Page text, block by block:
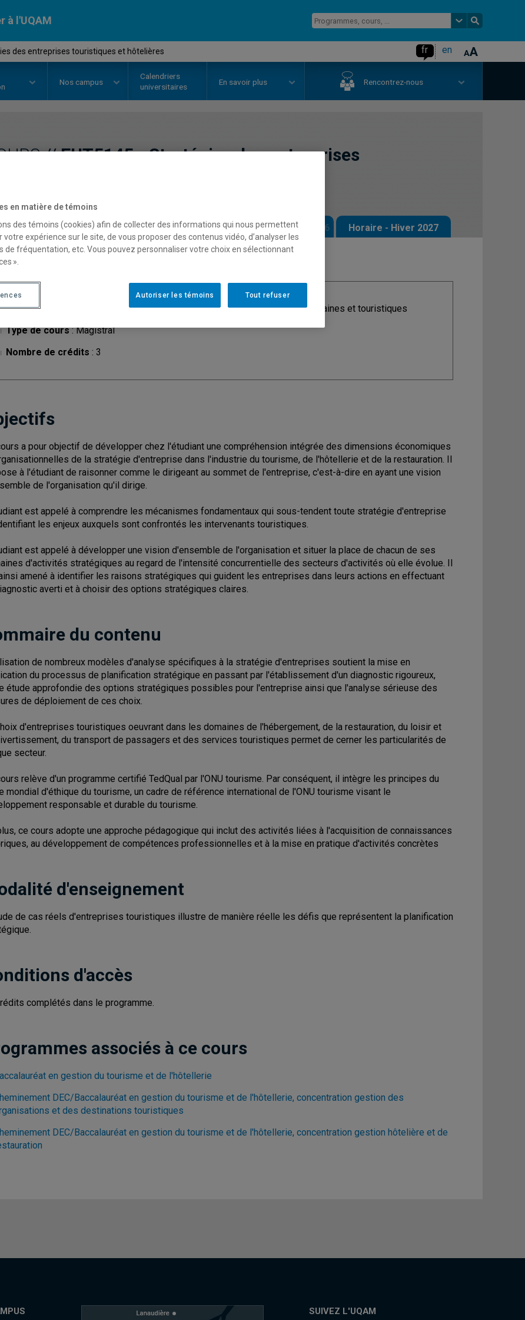
à l'UQAM
des entreprises touristiques et hôtelières fr en
Nos campus
Calendriers
universitaires
En savoir plus Rencontrez-nous
// EUT5145-Stratégies des entreprises
Description Horaire - Été 2026 Horaire - Automne 2026 Horaire - Hiver 2027
Cycle: 1
Type de cours: Magistral
Nombre de crédits : 3
Discipline: Études urbaines et touristiques
a pour objectif de développer chez l'étudiant une compréhension intégrée des dimensions économiques
de la stratégie d'entreprise dans l'industrie du tourisme, de l'hôtellerie et de la restauration. Il
à l'étudiant de raisonner comme le dirigeant au sommet de l'entreprise, c'est-à-dire en ayant une vision
de l'organisation qu'il dirige.
est appelé à comprendre les mécanismes fondamentaux qui sous-tendent toute stratégie d'entreprise
les enjeux auxquels sont confrontés les intervenants touristiques.
est appelé à développer une vision d'ensemble de l'organisation et situer la place de chacun de ses
d'activités stratégiques au regard de l'intensité concurrentielle des secteurs d'activités où elle évolue. Il
amené à identifier les raisons stratégiques qui guident les entreprises dans leurs actions en effectuant
averti et à choisir des options stratégiques claires.
du contenu
de nombreux modèles d'analyse spécifiques à la stratégie d'entreprises soutient la mise en
du processus de planification stratégique en passant par l'établissement d'un diagnostic rigoureux,
étude approfondie des options stratégiques possibles pour l'entreprise ainsi que l'analyse sérieuse des
de déploiement de ces choix.
d'entreprises touristiques oeuvrant dans les domaines de l'hébergement, de la restauration, du loisir et
du transport de passagers et des services touristiques permet de cerner les particularités de
secteur.
relève d'un programme certifié TedQual par l'ONU tourisme. Par conséquent, il intègre les principes du
mondial d'éthique du tourisme, un cadre de référence international de l'ONU tourisme visant le
responsable et durable du tourisme.
ce cours adopte une approche pédagogique qui inclut des activités liées à l'acquisition de connaissances
au développement de compétences professionnelles et à la mise en pratique d'activités concrètes
d'enseignement
de cas réels d'entreprises touristiques illustre de manière réelle les défis que représentent la planification
d'accès
complétés dans le programme.
associés à ce cours
en gestion du tourisme et de l'hôtellerie
DEC/Baccalauréat en gestion du tourisme et de l'hôtellerie, concentration gestion des
et des destinations touristiques
DEC/Baccalauréat en gestion du tourisme et de l'hôtellerie, concentration gestion hôtelière et de
SUIVEZ L'UQAM
en matière de témoins
des témoins (cookies) afin de collecter des informations qui nous permettent
votre expérience sur le site, de vous proposer des contenus vidéo, d’analyser les
de fréquentation, etc. Vous pouvez personnaliser votre choix en sélectionnant
».
Tout refuser
Autoriser les témoins